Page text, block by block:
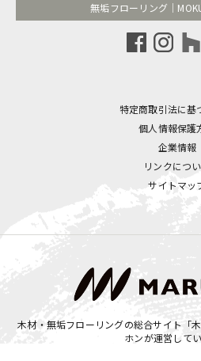
無垢フローリング｜
特定商取引法に基
個人情報保護
企業情報
リンクにつ
サイトマッ
木材・無垢フローリングの総合サイト「
ホンが運営してい